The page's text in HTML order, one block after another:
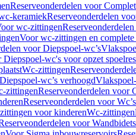
Reserveonderdelen voor
keramiekReserveonderdelen
wc-zittingen
Voor wc-zittingen en complete
voor Diepspoel-wc’s
Diepspoel-wc's voor opzet
Wc-zittingen
wc’s verhoogd
zittingenReserveonderdelen voor
Reserveonderdelen voor
voor kinderenWc-zittingen
voor Wandbidets